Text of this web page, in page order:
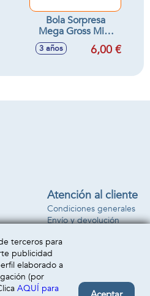
Bola Sorpresa
Mega Gross Mini
serie 2 comida
asquerosa 9'5 x 9'5
3 años 6,00 €
Atención al cliente
Condiciones generales
Envío y devolución
terceros para
publicidad
elaborado a
(por
AQUÍ para